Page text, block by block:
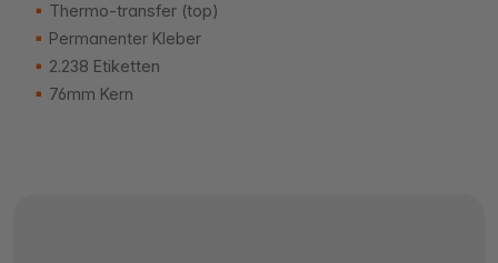
Thermo-transfer (top)
Permanenter Kleber
2.238 Etiketten
76mm Kern